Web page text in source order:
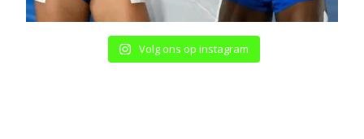
Volg ons op instagram